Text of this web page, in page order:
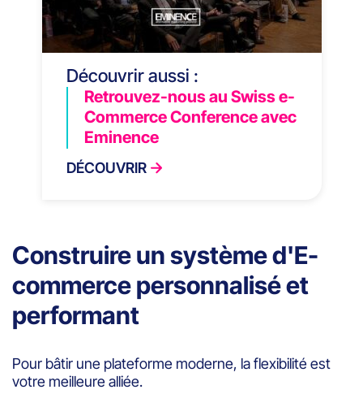
Découvrir aussi :
Retrouvez-nous au Swiss e-
Commerce Conference avec
Eminence
DÉCOUVRIR
Construire un système d'E-
commerce personnalisé et
performant
Pour bâtir une plateforme moderne, la flexibilité est
votre meilleure alliée.